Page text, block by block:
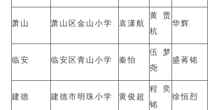
萧山 萧山区金山小学 袁潇航
黄贾
杭
华辉
临安 临安区青山小学 秦怡
伍梦
尧
盛蒋铭
建德 建德市明珠小学 黄俊超
程奕
铭
徐恒烈